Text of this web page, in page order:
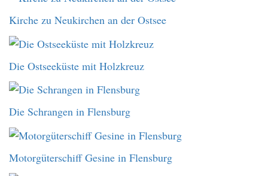
Kirche zu Neukirchen an der Ostsee
Die Ostseeküste mit Holzkreuz
Die Schrangen in Flensburg
Motorgüterschiff Gesine in Flensburg